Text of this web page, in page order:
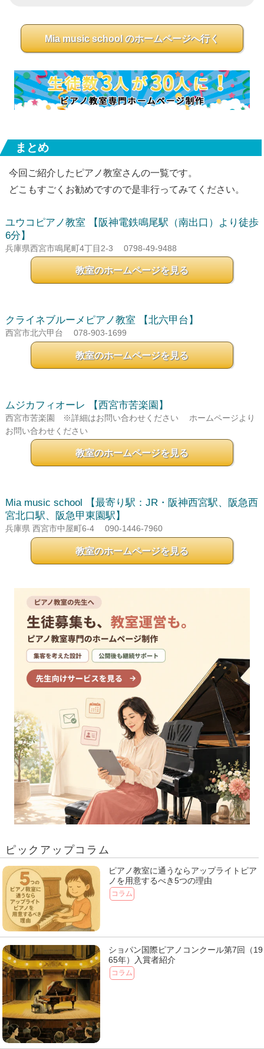
Mia music school のホームページへ行く
まとめ
今回ご紹介したピアノ教室さんの一覧です。
どこもすごくお勧めですので是非行ってみてください。
ユウコピアノ教室
【阪神電鉄鳴尾駅（南出口）より徒歩
6分】
兵庫県西宮市鳴尾町4丁目2-3 0798-49-9488
教室のホームページを見る
クライネブルーメピアノ教室 【北六甲台】
西宮市北六甲台 078-903-1699
教室のホームページを見る
ムジカフィオーレ 【西宮市苦楽園】
西宮市苦楽園 ※詳細はお問い合わせください
ホームページより
お問い合わせください
教室のホームページを見る
Mia music school
【最寄り駅：JR・阪神西宮駅、阪急西
宮北口駅、阪急甲東園駅】
兵庫県 西宮市中屋町6-4 090-1446-7960
教室のホームページを見る
ピックアップコラム
ピアノ教室に通うならアップライトピア
ノを用意するべき5つの理由
コラム
ショパン国際ピアノコンクール第7回（19
65年）入賞者紹介
コラム